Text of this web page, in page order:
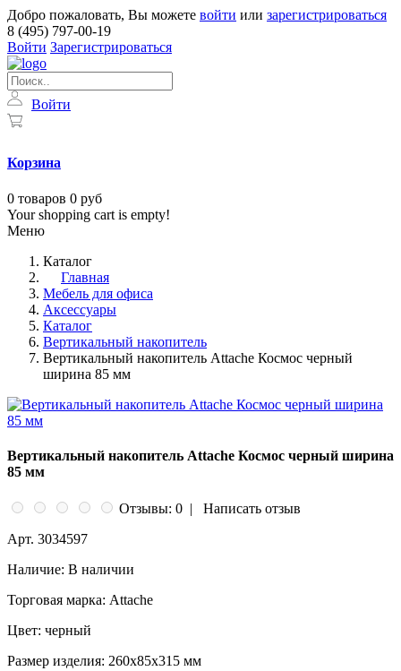
Добро пожаловать, Вы можете войти или зарегистрироваться
8 (495) 797-00-19
Войти Зарегистрироваться
Войти
Корзина
0 товаров 0 руб
Your shopping cart is empty!
Меню
Каталог
Главная
Мебель для офиса
Аксессуары
Каталог
Вертикальный накопитель
Вертикальный накопитель Attache Космос черный
ширина 85 мм
Вертикальный накопитель Attache Космос черный ширина
85 мм
Отзывы: 0 |
Написать отзыв
Арт. 3034597
Наличие: В наличии
Торговая марка: Attache
Цвет: черный
Размер изделия: 260х85х315 мм